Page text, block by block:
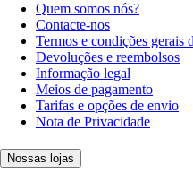
Quem somos nós?
Contacte-nos
Termos e condições gerais
Devoluções e reembolsos
Informação legal
Meios de pagamento
Tarifas e opções de envio
Nota de Privacidade
Nossas lojas